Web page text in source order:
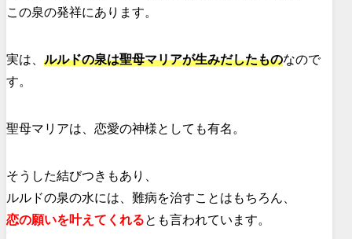
この泉の発祥にあります。
実は、 ルルドの泉は聖母マリアが生みだしたものなので
す。
聖母マリアは、恋愛の神様としても有名。
そうした結びつきもあり、
ルルドの泉の水には、難病を治すことはもちろん、
恋の願いを叶えてくれるとも言われています。